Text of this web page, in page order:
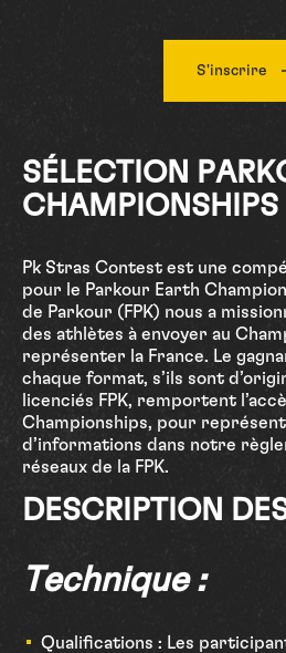
S'inscrire
SÉLECTION
CHAMPIONSHIPS
Pk Stras Contest est une
pour le Parkour Earth
de Parkour (FPK) nous a
des athlètes à envoyer au
représenter la France. Le
chaque format, s’ils sont
licenciés FPK, remportent
Championships, pour
d’informations dans notre
réseaux de la FPK.
DESCRIPTION
Technique :
Qualifications : Les